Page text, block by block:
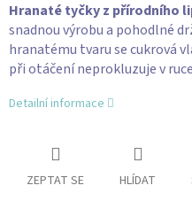
Hranaté tyčky z přírodního
snadnou výrobu a pohodlné
hranatému tvaru se cukrová
při otáčení neprokluzuje v
Detailní informace
ZEPTAT SE HLÍDAT